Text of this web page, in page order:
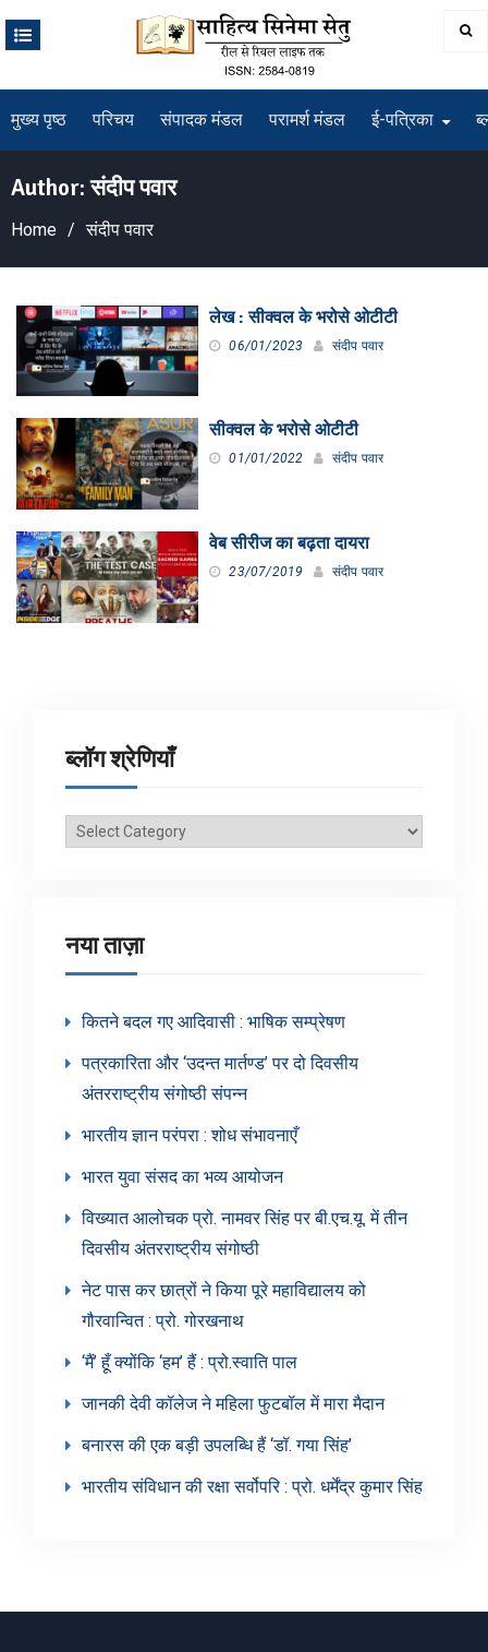
मुख्य पृष्ठ परिचय संपादक मंडल परामर्श मंडल ई-पत्रिका
Author:संदीप पवार
Home संदीप पवार
लेख : सीक्वल के भरोसे ओटीटी
06/01/2023 संदीप पवार
सीक्वल के भरोसे ओटीटी
01/01/2022 संदीप पवार
वेब सीरीज का बढ़ता दायरा
23/07/2019 संदीप पवार
ब्लॉग श्रेणियाँ
ब्लॉग
नया ताज़ा
कितने बदल गए आदिवासी : भाषिक सम्प्रेषण
पत्रकारिता और ‘उदन्त मार्तण्ड’ पर दो दिवसीय
अंतरराष्ट्रीय संगोष्ठी संपन्न
भारतीय ज्ञान परंपरा : शोध संभावनाएँ
भारत युवा संसद का भव्य आयोजन
विख्यात आलोचक प्रो. नामवर सिंह पर बी.एच.यू. में तीन
दिवसीय अंतरराष्ट्रीय संगोष्ठी
नेट पास कर छात्रों ने किया पूरे महाविद्यालय को
गौरवान्वित : प्रो. गोरखनाथ
‘मैं’ हूँ क्योंकि ‘हम’ हैं : प्रो.स्वाति पाल
जानकी देवी कॉलेज ने महिला फुटबॉल में मारा मैदान
बनारस की एक बड़ी उपलब्धि हैं ‘डॉ. गया सिंह’
भारतीय संविधान की रक्षा सर्वोपरि : प्रो. धर्मेंद्र कुमार सिंह